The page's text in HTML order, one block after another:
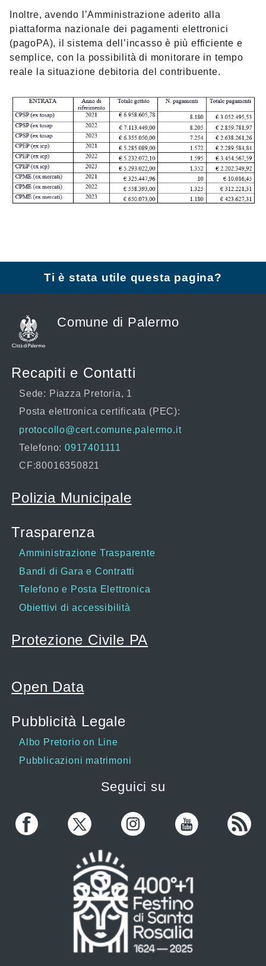
Inoltre, avendo l’Amministrazione aderito alla
piattaforma nazionale dei pagamenti elettronici
(pagoPA), il sistema dell’incasso è più efficiente e
semplice, con la possibilità di monitorare in tempo
reale la situazione debitoria del contribuente.
Ti è stata utile questa pagina?
Comune di Palermo
Recapiti e Contatti
Sede: Piazza Pretoria, 1
Posta elettronica certificata (PEC):
protocollo@cert.comune.palermo.it
Telefono: 0917401111
CF:80016350821
Polizia Municipale
Trasparenza
Amministrazione Trasparente
Bandi di Gara e Contratti
Telefono e Posta Elettronica
Obiettivi di accessibilità
Protezione Civile PA
Open Data
Pubblicità Legale
Albo Pretorio on Line
Pubblicazioni matrimoni
Seguici su